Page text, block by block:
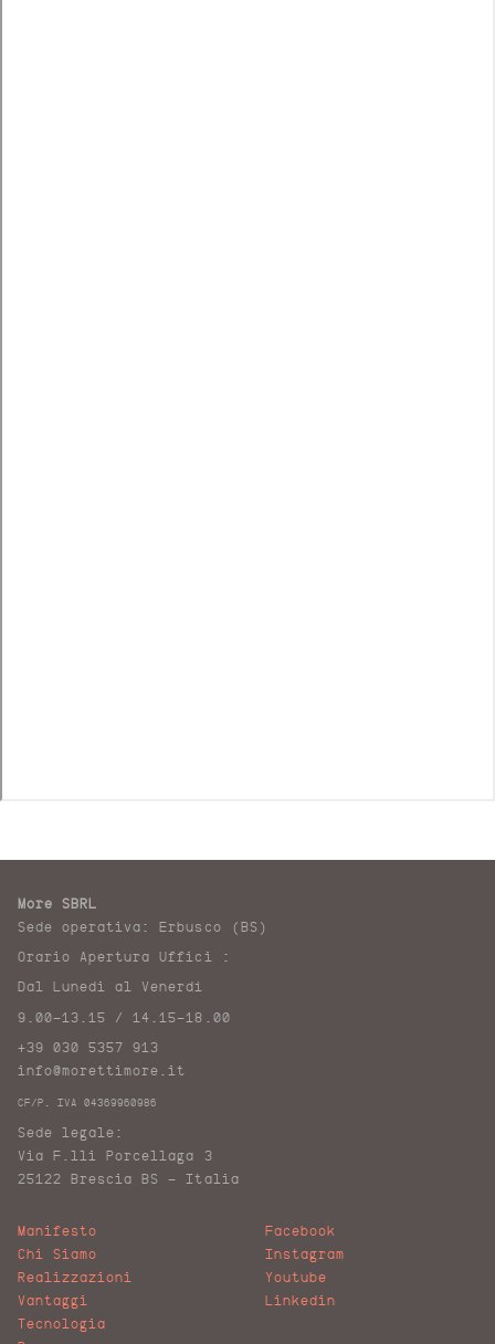
More SBRL
Sede operativa: Erbusco (BS)
Orario Apertura Uffici :
Dal Lunedi al Venerdì
9.00-13.15 / 14.15-18.00
+39 030 5357 913
info@morettimore.it
CF/P. IVA 04369960986
Sede legale:
Via F.lli Porcellaga 3
25122 Brescia BS – Italia
Manifesto
Chi Siamo
Realizzazioni
Vantaggi
Tecnologia
Facebook
Instagram
Youtube
Linkedin